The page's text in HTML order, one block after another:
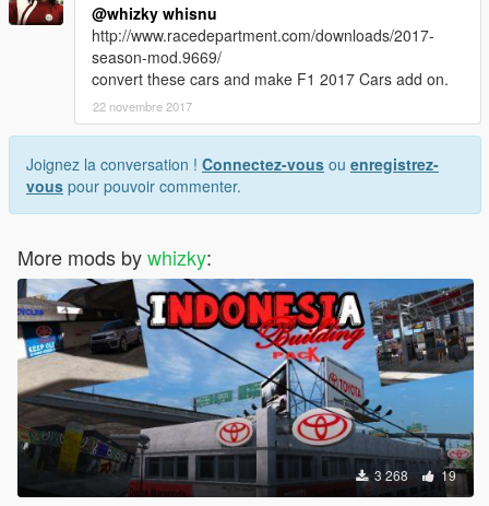
@whizky whisnu
http://www.racedepartment.com/downloads/2017-
season-mod.9669/
convert these cars and make F1 2017 Cars add on.
22 novembre 2017
Joignez la conversation ! Connectez-vous ou enregistrez-
vous pour pouvoir commenter.
More mods bywhizky:
3 268 19